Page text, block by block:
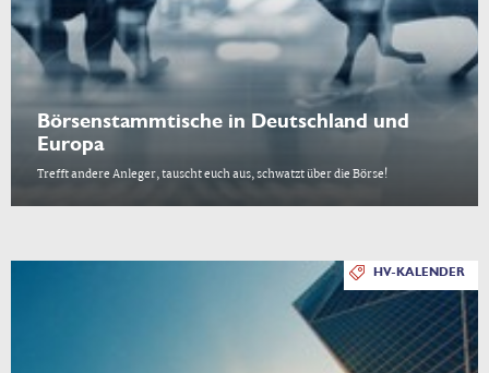
Börsenstammtische in Deutschland und
Europa
Trefft andere Anleger, tauscht euch aus, schwatzt über die Börse!
HV-KALENDER